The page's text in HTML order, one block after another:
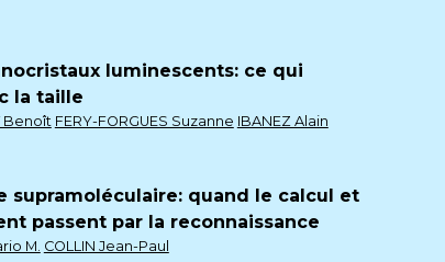
luminescents: ce qui
la taille
Benoît FERY-FORGUES Suzanne IBANEZ Alain
supramoléculaire: quand le calcul et
passent par la reconnaissance
M. COLLIN Jean-Paul